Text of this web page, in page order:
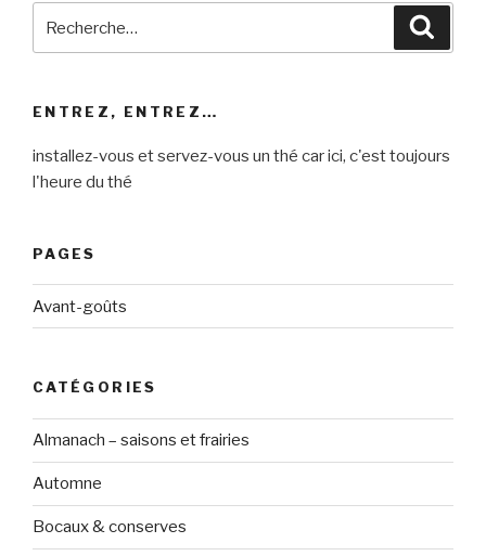
pour
ENTREZ, ENTREZ…
installez-vous et servez-vous un thé car ici, c'est toujours
l'heure du thé
PAGES
Avant-goûts
CATÉGORIES
Almanach – saisons et frairies
Automne
Bocaux & conserves